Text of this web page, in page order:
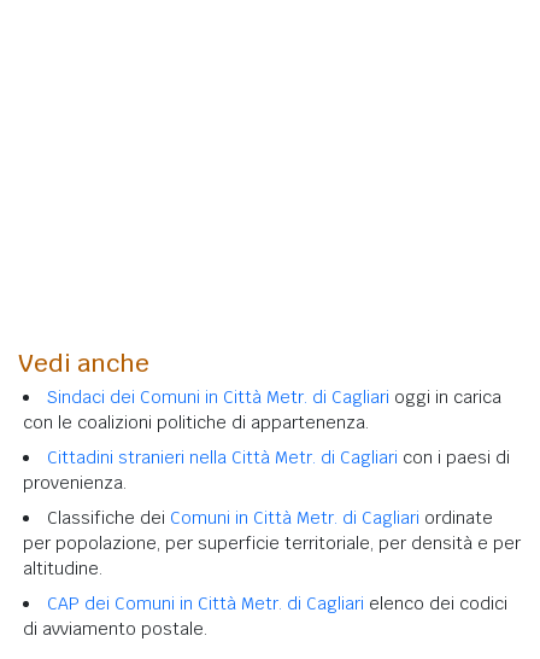
Vedi anche
Sindaci dei Comuni in Città Metr. di Cagliari oggi in carica
con le coalizioni politiche di appartenenza.
Cittadini stranieri nella Città Metr. di Cagliari con i paesi di
provenienza.
Classifiche dei Comuni in Città Metr. di Cagliari ordinate
per popolazione, per superficie territoriale, per densità e per
altitudine.
CAP dei Comuni in Città Metr. di Cagliari elenco dei codici
di avviamento postale.